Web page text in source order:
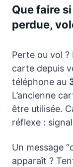
Que faire
perdue,
Perte ou vol
carte depuis
téléphone au
L’ancienne
être utilisée.
réflexe :
Un message
apparaît ?